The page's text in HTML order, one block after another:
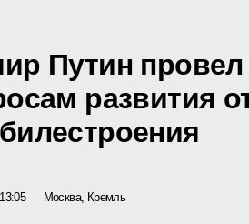
Путин
развития
13:05 Москва, Кремль